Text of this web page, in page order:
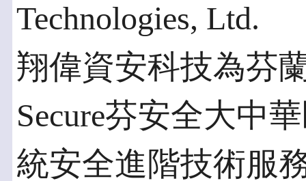
Technologies, Ltd.
翔偉資安科技為芬
Secure芬安全大中
統安全進階技術服